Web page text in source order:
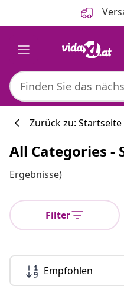
#sharemevidaxl
Zurück zu: Startseite
All Categories -
Ergebnisse)
Filter
Empfohlen